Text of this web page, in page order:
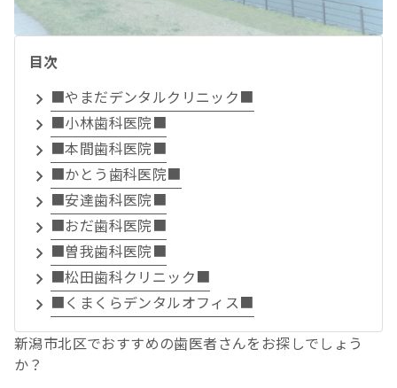
目次
■やまだデンタルクリニック■
■小林歯科医院■
■本間歯科医院■
■かとう歯科医院■
■安達歯科医院■
■おだ歯科医院■
■曽我歯科医院■
■松田歯科クリニック■
■くまくらデンタルオフィス■
新潟市北区でおすすめの歯医者さんをお探しでしょう
か？